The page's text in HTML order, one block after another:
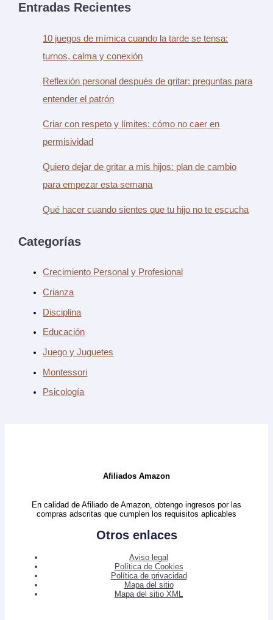
Entradas Recientes
10 juegos de mímica cuando la tarde se tensa:
turnos, calma y conexión
Reflexión personal después de gritar: preguntas para
entender el patrón
Criar con respeto y límites: cómo no caer en
permisividad
Quiero dejar de gritar a mis hijos: plan de cambio
para empezar esta semana
Qué hacer cuando sientes que tu hijo no te escucha
Categorías
Crecimiento Personal y Profesional
Crianza
Disciplina
Educación
Juego y Juguetes
Montessori
Psicología
Afiliados Amazon
En calidad de Afiliado de Amazon, obtengo ingresos por las
compras adscritas que cumplen los requisitos aplicables
Otros enlaces
Aviso legal
Política de Cookies
Política de privacidad
Mapa del sitio
Mapa del sitio XML